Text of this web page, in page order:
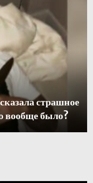
страшное
вообще было?
«Зенита»
«Довелось
в нашей части